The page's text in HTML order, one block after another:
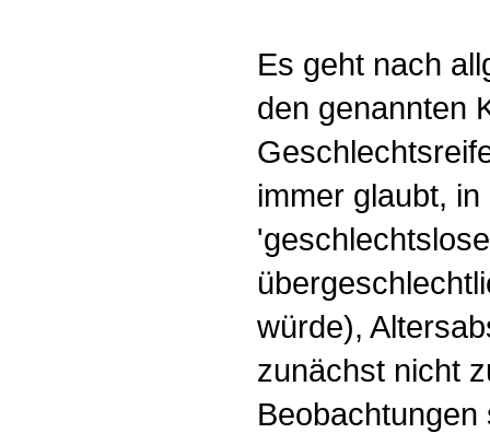
Es geht nach
den genannten
immer glaubt,
würde),
zunächst nicht